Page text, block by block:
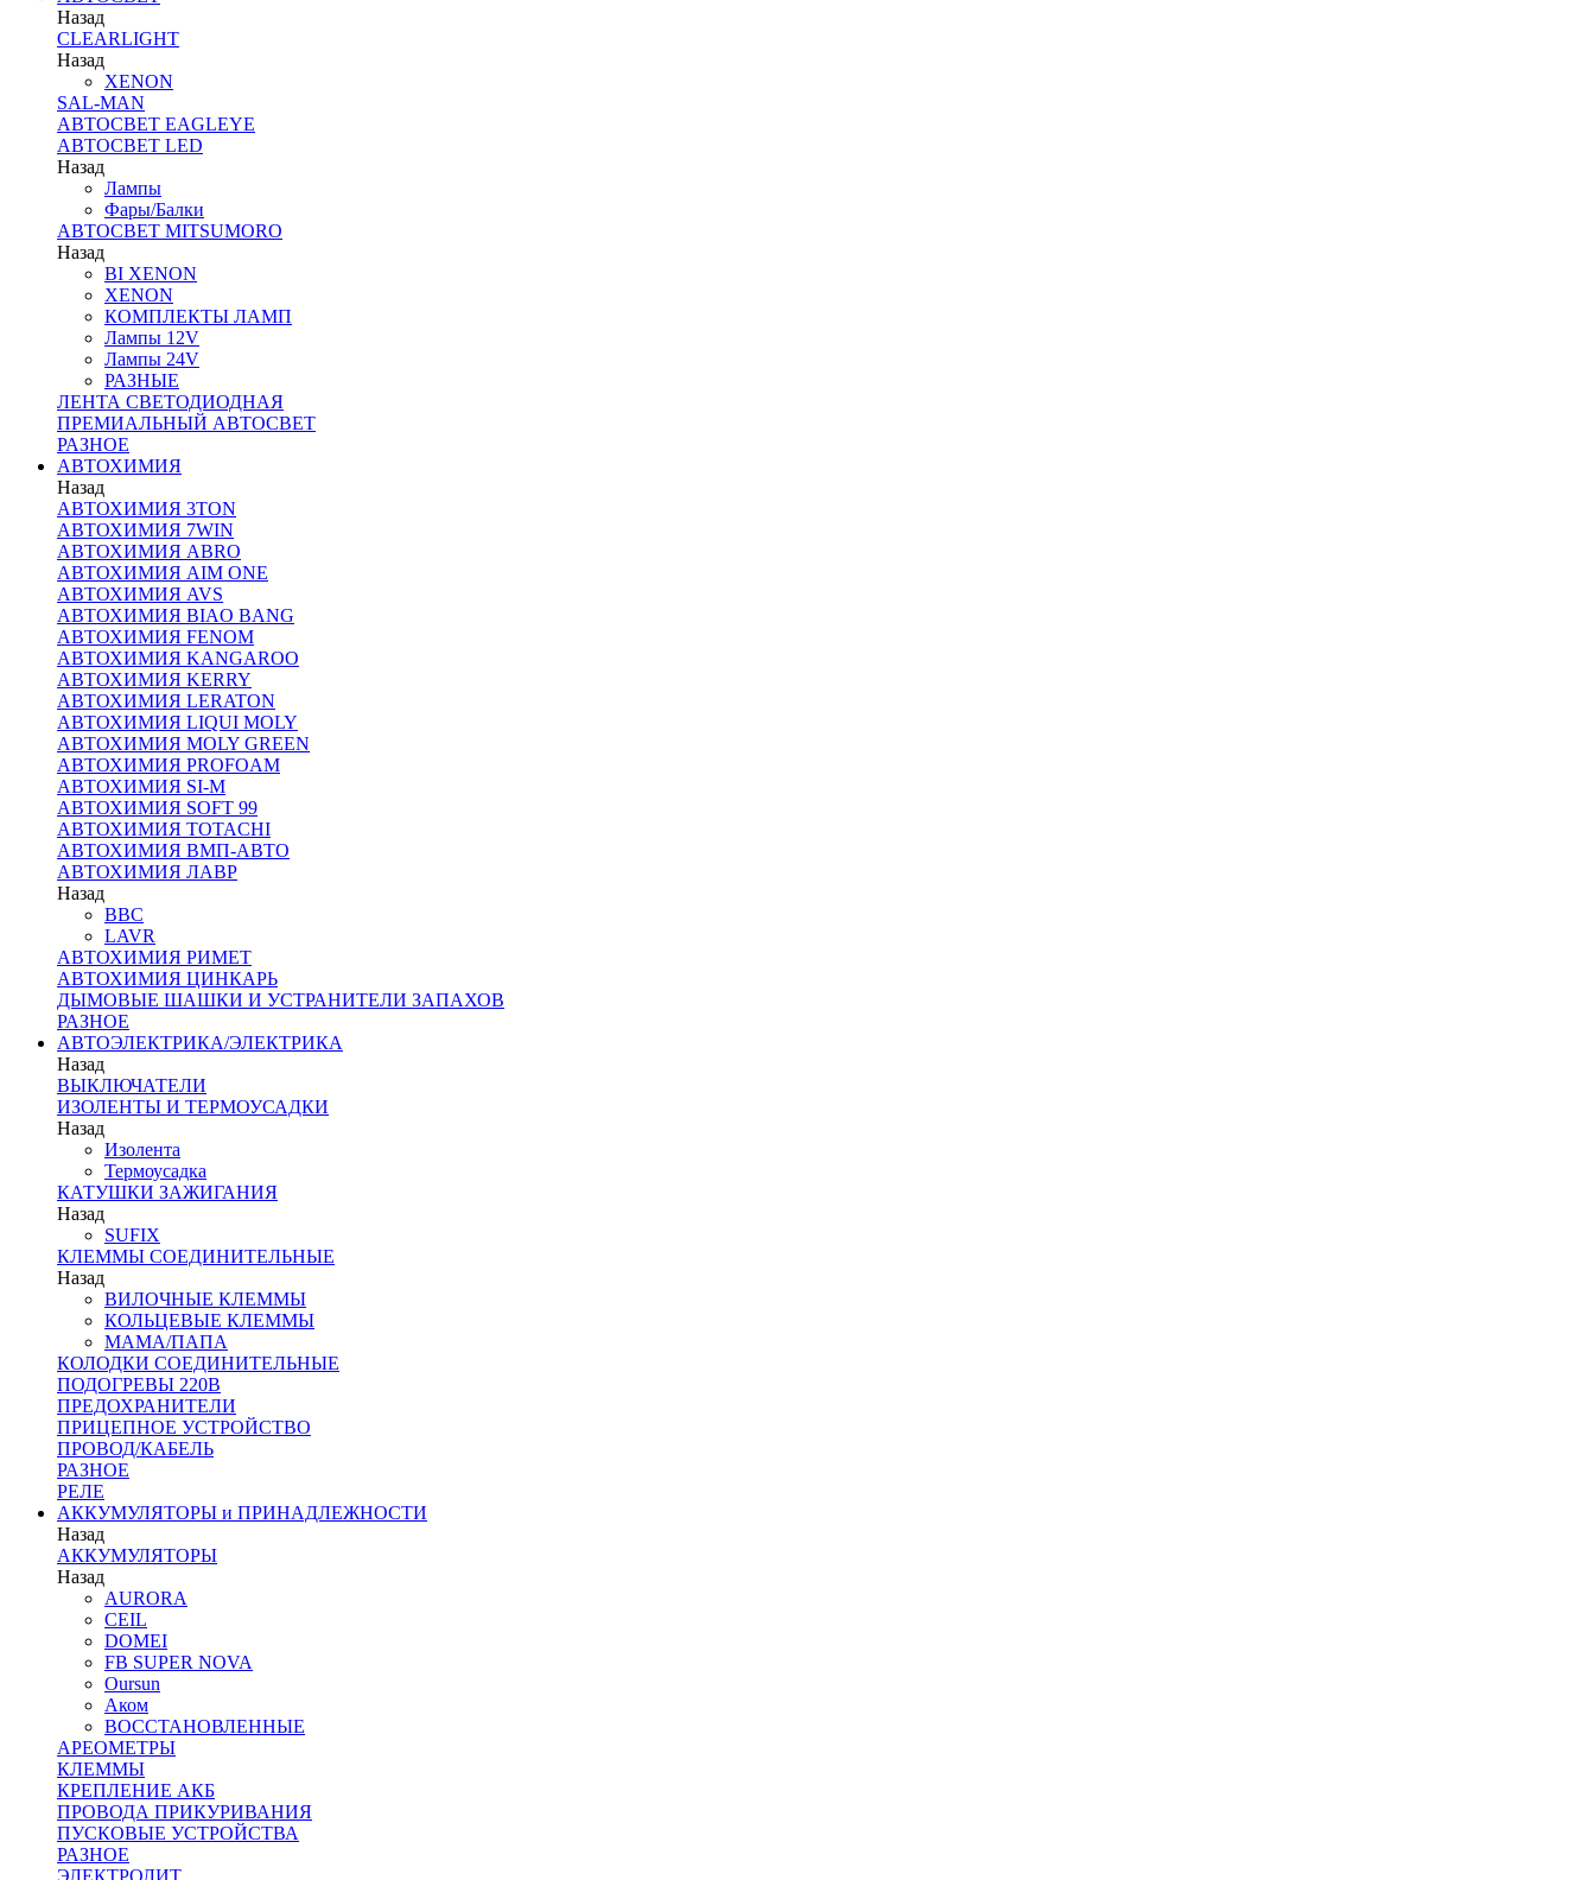
Назад
CLEARLIGHT
Назад
XENON
SAL-MAN
АВТОСВЕТ EAGLEYE
АВТОСВЕТ LED
Назад
Лампы
Фары/Балки
АВТОСВЕТ MITSUMORO
Назад
BI XENON
XENON
КОМПЛЕКТЫ ЛАМП
Лампы 12V
Лампы 24V
РАЗНЫЕ
ЛЕНТА СВЕТОДИОДНАЯ
ПРЕМИАЛЬНЫЙ АВТОСВЕТ
РАЗНОЕ
АВТОХИМИЯ
Назад
АВТОХИМИЯ 3TON
АВТОХИМИЯ 7WIN
АВТОХИМИЯ ABRO
АВТОХИМИЯ AIM ONE
АВТОХИМИЯ AVS
АВТОХИМИЯ BIAO BANG
АВТОХИМИЯ FENOM
АВТОХИМИЯ KANGAROO
АВТОХИМИЯ KERRY
АВТОХИМИЯ LERATON
АВТОХИМИЯ LIQUI MOLY
АВТОХИМИЯ MOLY GREEN
АВТОХИМИЯ PROFOAM
АВТОХИМИЯ SI-M
АВТОХИМИЯ SOFT 99
АВТОХИМИЯ TOTACHI
АВТОХИМИЯ ВМП-АВТО
АВТОХИМИЯ ЛАВР
Назад
BBC
LAVR
АВТОХИМИЯ РИМЕТ
АВТОХИМИЯ ЦИНКАРЬ
ДЫМОВЫЕ ШАШКИ И УСТРАНИТЕЛИ ЗАПАХОВ
РАЗНОЕ
АВТОЭЛЕКТРИКА/ЭЛЕКТРИКА
Назад
ВЫКЛЮЧАТЕЛИ
ИЗОЛЕНТЫ И ТЕРМОУСАДКИ
Назад
Изолента
Термоусадка
КАТУШКИ ЗАЖИГАНИЯ
Назад
SUFIX
КЛЕММЫ СОЕДИНИТЕЛЬНЫЕ
Назад
ВИЛОЧНЫЕ КЛЕММЫ
КОЛЬЦЕВЫЕ КЛЕММЫ
МАМА/ПАПА
КОЛОДКИ СОЕДИНИТЕЛЬНЫЕ
ПОДОГРЕВЫ 220В
ПРЕДОХРАНИТЕЛИ
ПРИЦЕПНОЕ УСТРОЙСТВО
ПРОВОД/КАБЕЛЬ
РАЗНОЕ
РЕЛЕ
АККУМУЛЯТОРЫ и ПРИНАДЛЕЖНОСТИ
Назад
АККУМУЛЯТОРЫ
Назад
AURORA
CEIL
DOMEI
FB SUPER NOVA
Oursun
Аком
ВОССТАНОВЛЕННЫЕ
АРЕОМЕТРЫ
КЛЕММЫ
КРЕПЛЕНИЕ АКБ
ПРОВОДА ПРИКУРИВАНИЯ
ПУСКОВЫЕ УСТРОЙСТВА
РАЗНОЕ
ЭЛЕКТРОЛИТ